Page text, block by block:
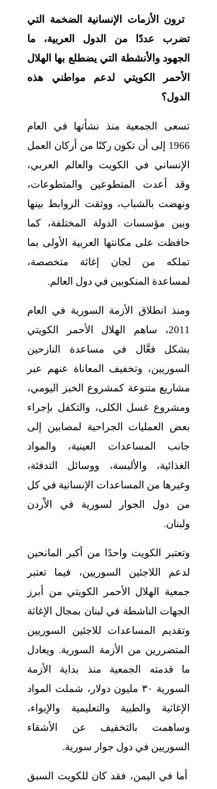
ترون الأزمات الإنسانية الضخمة التي
تضرب عددًا من الدول العربية، ما
الجهود والأنشطة التي يضطلع بها الهلال
الأحمر الكويتي لدعم مواطني هذه
الدول؟
تسعى الجمعية منذ نشأتها في العام
1966 إلى أن تكون ركنًا من أركان العمل
الإنساني في الكويت والعالم العربي،
وقد أعدت المتطوعين والمتطوعات،
ونهضت بالشباب، ووثقت الروابط بينها
وبين مؤسسات الدولة المختلفة، كما
حافظت على مكانتها العربية الأولى بما
تملكه من لجان إغاثة متخصصة،
لمساعدة المنكوبين في دول العالم.
ومنذ انطلاق الأزمة السورية في العام
2011، ساهم الهلال الأحمر الكويتي
بشكل فعَّال في مساعدة النازحين
السوريين، وتخفيف المعاناة عنهم عبر
مشاريع متنوعة كمشروع الخبز اليومي،
ومشروع غسل الكلى، والتكفل بإجراء
بعض العمليات الجراحية لمصابين إلى
جانب المساعدات العينية، والمواد
الغذائية، والألبسة، ووسائل التدفئة،
وغيرها من المساعدات الإنسانية في كل
من دول الجوار لسورية في الاْردن
ولبنان.
وتعتبر الكويت واحدًا من أكبر المانحين
لدعم اللاجئين السوريين، فيما تعتبر
جمعية الهلال الأحمر الكويتي من أبرز
الجهات الناشطة في لبنان بمجال الإغاثة
وتقديم المساعدات للاجئين السوريين
المتضررين من الأزمة السورية. ويعادل
ما قدمته الجمعية منذ بداية الأزمة
السورية ٣٠ مليون دولار، شملت المواد
الإغاثية والطبية والتعليمية والإيواء،
وساهمت بالتخفيف عن الأشقاء
السوريين في دول جوار سورية.
أما في اليمن، فقد كان للكويت السبق